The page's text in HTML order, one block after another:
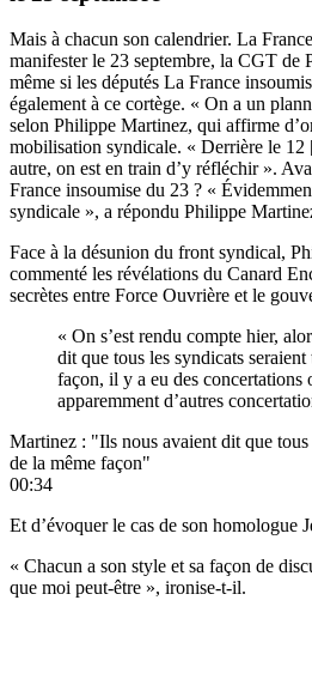
Mais à chacun son calendrier. La
manifester le 23 septembre, la CGT de
même si les députés La France
également à ce cortège. « On a un
selon Philippe Martinez, qui affirme
mobilisation syndicale. « Derrière le 12
autre, on est en train d’y réfléchir ».
France insoumise du 23 ? «
syndicale », a répondu Philippe
Face à la désunion du front syndical,
commenté les révélations du Canard
secrètes entre Force Ouvrière et le
« On s’est rendu compte hier,
dit que tous les syndicats seraient
façon, il y a eu des concertations
apparemment d’autres
Martinez : "Ils nous avaient dit que tous
de la même façon"
00:34
Et d’évoquer le cas de son homologue
« Chacun a son style et sa façon de
que moi peut-être », ironise-t-il.